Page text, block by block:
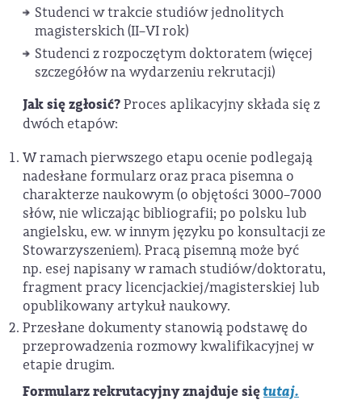
Studenci w trakcie studiów jednolitych
magisterskich (II–VI rok)
Studenci z rozpoczętym doktoratem (więcej
szczegółów na wydarzeniu rekrutacji)
Jak się zgłosić?Proces aplikacyjny składa się z
dwóch etapów:
W ramach pierwszego etapu ocenie podlegają
nadesłane formularz oraz praca pisemna o
charakterze naukowym (o objętości 3000–7000
słów, nie wliczając bibliografii; po polsku lub
angielsku, ew. w innym języku po konsultacji ze
Stowarzyszeniem). Pracą pisemną może być
np. esej napisany w ramach studiów/doktoratu,
fragment pracy licencjackiej/magisterskiej lub
opublikowany artykuł naukowy.
Przesłane dokumenty stanowią podstawę do
przeprowadzenia rozmowy kwalifikacyjnej w
etapie drugim.
Formularz rekrutacyjny znajduje siętutaj.